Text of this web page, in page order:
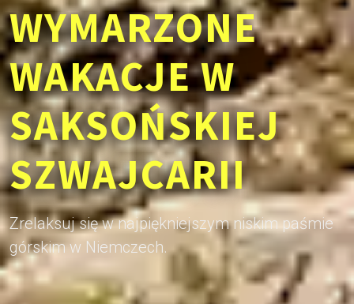
WYMARZONE
WAKACJE W
SAKSOŃSKIEJ
SZWAJCARII
Zrelaksuj się w najpiękniejszym niskim paśmie
górskim w Niemczech.